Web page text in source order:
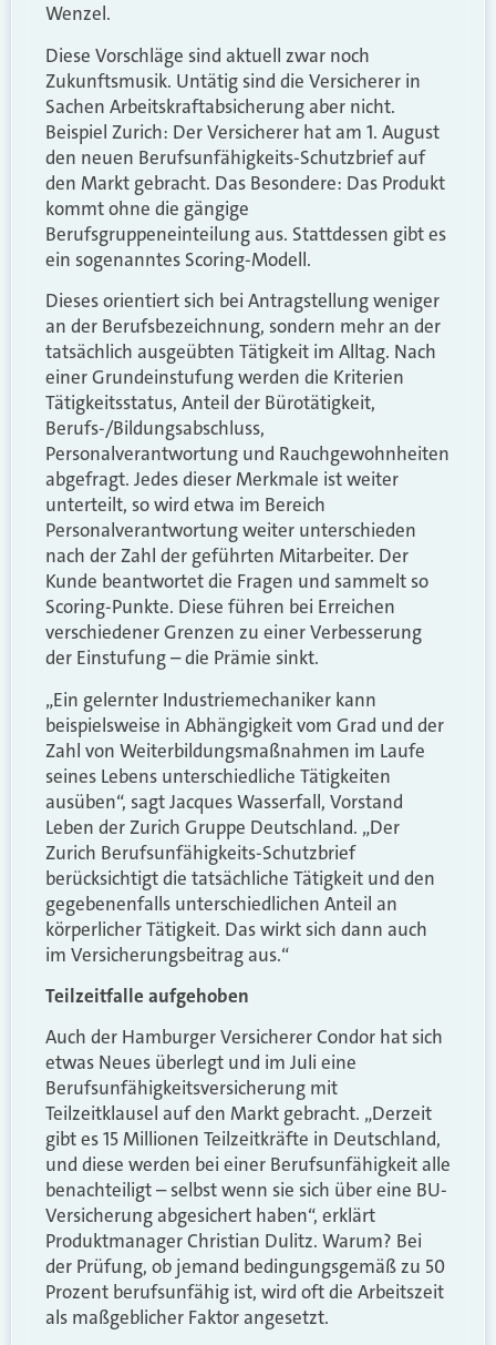
Wenzel.
Diese Vorschläge sind aktuell zwar noch
Zukunftsmusik. Untätig sind die Versicherer in
Sachen Arbeitskraftabsicherung aber nicht.
Beispiel Zurich: Der Versicherer hat am 1. August
den neuen Berufsunfähigkeits-Schutzbrief auf
den Markt gebracht. Das Besondere: Das Produkt
kommt ohne die gängige
Berufsgruppeneinteilung aus. Stattdessen gibt es
ein sogenanntes Scoring-Modell.
Dieses orientiert sich bei Antragstellung weniger
an der Berufsbezeichnung, sondern mehr an der
tatsächlich ausgeübten Tätigkeit im Alltag. Nach
einer Grundeinstufung werden die Kriterien
Tätigkeitsstatus, Anteil der Bürotätigkeit,
Berufs-/Bildungsabschluss,
Personalverantwortung und Rauchgewohnheiten
abgefragt. Jedes dieser Merkmale ist weiter
unterteilt, so wird etwa im Bereich
Personalverantwortung weiter unterschieden
nach der Zahl der geführten Mitarbeiter. Der
Kunde beantwortet die Fragen und sammelt so
Scoring-Punkte. Diese führen bei Erreichen
verschiedener Grenzen zu einer Verbesserung
der Einstufung – die Prämie sinkt.
„Ein gelernter Industriemechaniker kann
beispielsweise in Abhängigkeit vom Grad und der
Zahl von Weiterbildungsmaßnahmen im Laufe
seines Lebens unterschiedliche Tätigkeiten
ausüben“, sagt Jacques Wasserfall, Vorstand
Leben der Zurich Gruppe Deutschland. „Der
Zurich Berufsunfähigkeits-Schutzbrief
berücksichtigt die tatsächliche Tätigkeit und den
gegebenenfalls unterschiedlichen Anteil an
körperlicher Tätigkeit. Das wirkt sich dann auch
im Versicherungsbeitrag aus.“
Teilzeitfalle aufgehoben
Auch der Hamburger Versicherer Condor hat sich
etwas Neues überlegt und im Juli eine
Berufsunfähigkeitsversicherung mit
Teilzeitklausel auf den Markt gebracht. „Derzeit
gibt es 15 Millionen Teilzeitkräfte in Deutschland,
und diese werden bei einer Berufsunfähigkeit alle
benachteiligt – selbst wenn sie sich über eine BU-
Versicherung abgesichert haben“, erklärt
Produktmanager Christian Dulitz. Warum? Bei
der Prüfung, ob jemand bedingungsgemäß zu 50
Prozent berufsunfähig ist, wird oft die Arbeitszeit
als maßgeblicher Faktor angesetzt.